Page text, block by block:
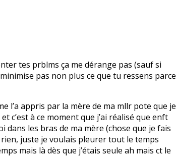
tes prblms ça me dérange pas (sauf si
pas non plus ce que tu ressens parce
l’a appris par la mère de ma mllr pote que je
c’est à ce moment que j’ai réalisé que enft
dans les bras de ma mère (chose que je fais
juste je voulais pleurer tout le temps
mais là dès que j’étais seule ah mais ct le